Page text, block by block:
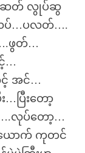
တ်ဆတ် လွုပ်ဆွ
လပ်…ပလတ်….
ဖွတ်…
…
အင်…
ပြီးတော့
လုပ်တော့…
ယောက် ကုတင်